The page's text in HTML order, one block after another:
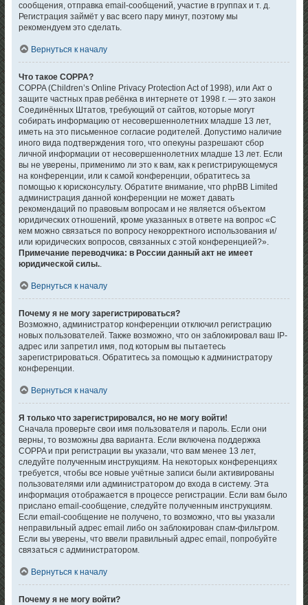
сообщения, отправка email-сообщений, участие в группах и т. д.
Регистрация займёт у вас всего пару минут, поэтому мы
рекомендуем это сделать.
Вернуться к началу
Что такое COPPA?
COPPA (Children’s Online Privacy Protection Act of 1998), или Акт о
защите частных прав ребёнка в интернете от 1998 г. — это закон
Соединённых Штатов, требующий от сайтов, которые могут
собирать информацию от несовершеннолетних младше 13 лет,
иметь на это письменное согласие родителей. Допустимо наличие
иного вида подтверждения того, что опекуны разрешают сбор
личной информации от несовершеннолетних младше 13 лет. Если
вы не уверены, применимо ли это к вам, как к регистрирующемуся
на конференции, или к самой конференции, обратитесь за
помощью к юрисконсульту. Обратите внимание, что phpBB Limited
администрация данной конференции не может давать
рекомендаций по правовым вопросам и не является объектом
юридических отношений, кроме указанных в ответе на вопрос «С
кем можно связаться по вопросу некорректного использования и/
или юридических вопросов, связанных с этой конференцией?».
Примечание переводчика: в России данный акт не имеет
юридической силы..
Вернуться к началу
Почему я не могу зарегистрироваться?
Возможно, администратор конференции отключил регистрацию
новых пользователей. Также возможно, что он заблокировал ваш IP-
адрес или запретил имя, под которым вы пытаетесь
зарегистрироваться. Обратитесь за помощью к администратору
конференции.
Вернуться к началу
Я только что зарегистрировался, но не могу войти!
Сначала проверьте свои имя пользователя и пароль. Если они
верны, то возможны два варианта. Если включена поддержка
COPPA и при регистрации вы указали, что вам менее 13 лет,
следуйте полученным инструкциям. На некоторых конференциях
требуется, чтобы все новые учётные записи были активированы
пользователями или администратором до входа в систему. Эта
информация отображается в процессе регистрации. Если вам было
прислано email-сообщение, следуйте полученным инструкциям.
Если email-сообщение не получено, то возможно, что вы указали
неправильный адрес email либо он заблокирован спам-фильтром.
Если вы уверены, что ввели правильный адрес email, попробуйте
связаться с администратором.
Вернуться к началу
Почему я не могу войти?